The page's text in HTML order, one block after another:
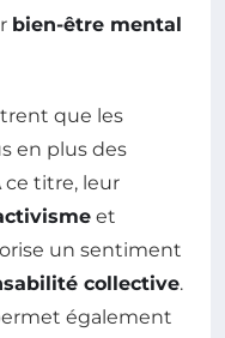
bien-être mental
que les
en plus des
titre, leur
et
un sentiment
collective.
également